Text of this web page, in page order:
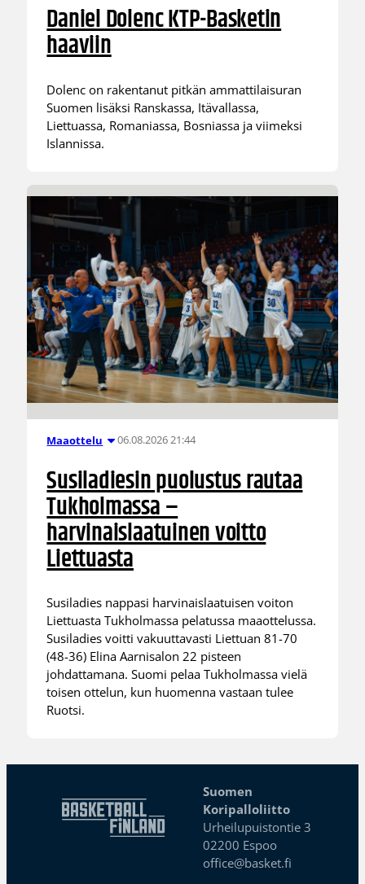
Daniel Dolenc KTP-Basketin
haaviin
Dolenc on rakentanut pitkän ammattilaisuran
Suomen lisäksi Ranskassa, Itävallassa,
Liettuassa, Romaniassa, Bosniassa ja viimeksi
Islannissa.
Maaottelu 06.08.2026 21:44
Susiladiesin puolustus rautaa
Tukholmassa –
harvinaislaatuinen voitto
Liettuasta
Susiladies nappasi harvinaislaatuisen voiton
Liettuasta Tukholmassa pelatussa maaottelussa.
Susiladies voitti vakuuttavasti Liettuan 81-70
(48-36) Elina Aarnisalon 22 pisteen
johdattamana. Suomi pelaa Tukholmassa vielä
toisen ottelun, kun huomenna vastaan tulee
Ruotsi.
Suomen
Koripalloliitto
Urheilupuistontie 3
02200 Espoo
office@basket.fi